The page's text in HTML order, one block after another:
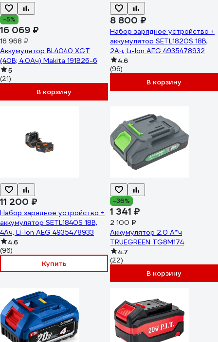
-5%
16 069 ₽
16 968 ₽
Аккумулятор BL4040 XGT
(40В; 4.0Ач) Makita 191B26-6
5
(21)
В корзину
8 800 ₽
Набор зарядное устройство +
аккумулятор SETL1820S 18В,
2Ач, Li-Ion AEG 4935478932
4.6
(96)
В корзину
11 200 ₽
Набор зарядное устройство +
аккумулятор SETL1840S 18В,
4Ач, Li-Ion AEG 4935478933
4.6
(96)
Купить
-36%
1 341 ₽
2 100 ₽
Аккумулятор 2.0 А*ч
TRUEGREEN TG8M174
4.7
(22)
В корзину